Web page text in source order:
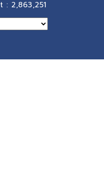
: 2,863,251